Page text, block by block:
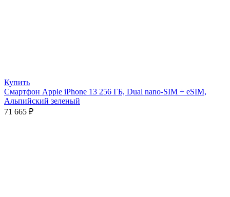
Купить
Смартфон Apple iPhone 13 256 ГБ, Dual nano-SIM + eSIM,
Альпийский зеленый
71 665 ₽